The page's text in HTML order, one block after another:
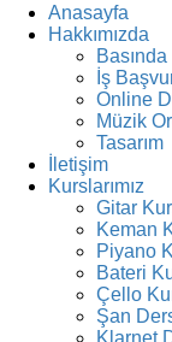
Anasayfa
Hakkımızda
İş
Online
Müzik
Tasarım
İletişim
Kurslarımız
Gitar
Keman
Piyano
Bateri
Çello
Şan
Klarnet